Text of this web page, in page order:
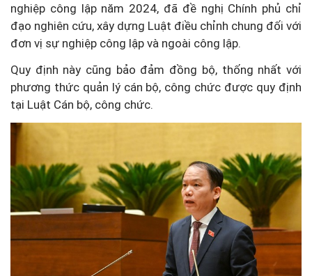
nghiệp công lập năm 2024, đã đề nghị Chính phủ chỉ
đạo nghiên cứu, xây dựng Luật điều chỉnh chung đối với
đơn vị sự nghiệp công lập và ngoài công lập.
Quy định này cũng bảo đảm đồng bộ, thống nhất với
phương thức quản lý cán bộ, công chức được quy định
tại Luật Cán bộ, công chức.